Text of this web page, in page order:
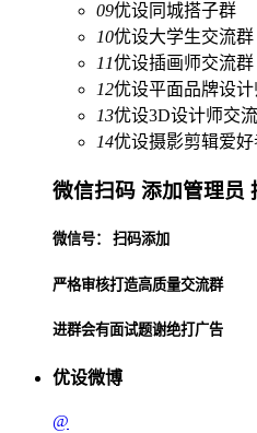
09优设同城搭子群
10优设大学生交流群
11优设插画师交流群
12优设平面品牌设
13优设3D设计师交
14优设摄影剪辑爱
微信扫码 添加管理员
微信号： 扫码添加
严格审核打造高质量交流群
进群会有面试题谢绝打广告
优设微博
@